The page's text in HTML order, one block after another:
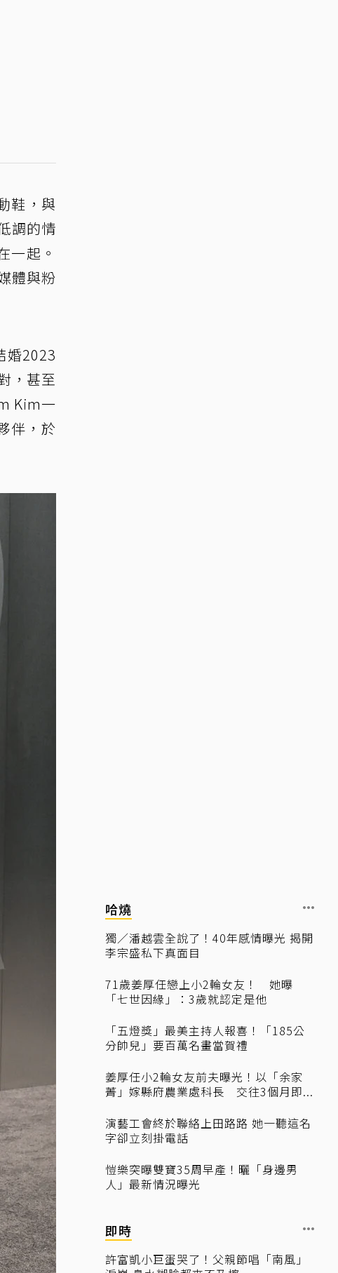
鞋，與
調的情
一起。
體與粉
婚2023
，甚至
Kim一
伴，於
哈燒
獨／潘越雲全說了！40年感情曝光 揭開
李宗盛私下真面目
71歲姜厚任戀上小2輪女友！ 她曝
「七世因緣」：3歲就認定是他
「五燈獎」最美主持人報喜！「185公
分帥兒」要百萬名畫當賀禮
姜厚任小2輪女友前夫曝光！以「余家
菁」嫁縣府農業處科長 交往3個月即...
演藝工會終於聯絡上田路路 她一聽這名
字卻立刻掛電話
愷樂突曝雙寶35周早產！曬「身邊男
人」最新情況曝光
即時
許富凱小巨蛋哭了！父親節唱「南風」